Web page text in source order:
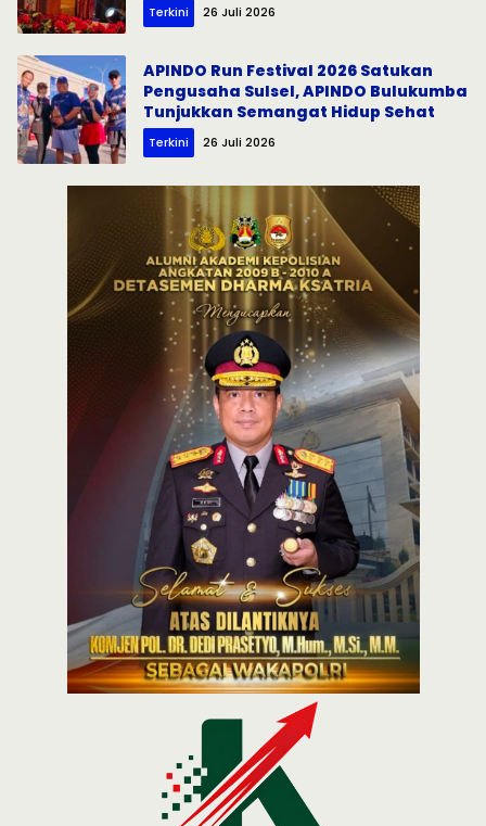
Terkini 26 Juli 2026
APINDO Run Festival 2026 Satukan
Pengusaha Sulsel, APINDO Bulukumba
Tunjukkan Semangat Hidup Sehat
Terkini 26 Juli 2026